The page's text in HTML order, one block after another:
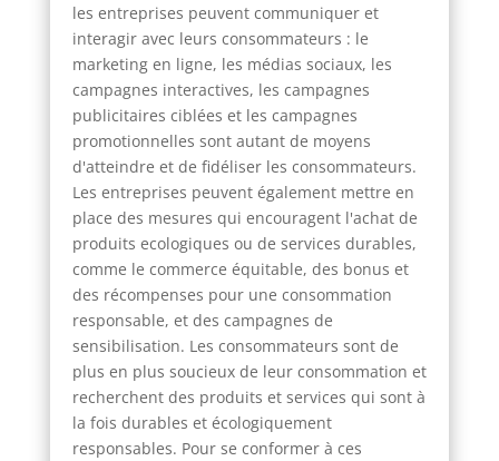
les entreprises peuvent communiquer et
interagir avec leurs consommateurs : le
marketing en ligne, les médias sociaux, les
campagnes interactives, les campagnes
publicitaires ciblées et les campagnes
promotionnelles sont autant de moyens
d'atteindre et de fidéliser les consommateurs.
Les entreprises peuvent également mettre en
place des mesures qui encouragent l'achat de
produits ecologiques ou de services durables,
comme le commerce équitable, des bonus et
des récompenses pour une consommation
responsable, et des campagnes de
sensibilisation. Les consommateurs sont de
plus en plus soucieux de leur consommation et
recherchent des produits et services qui sont à
la fois durables et écologiquement
responsables. Pour se conformer à ces